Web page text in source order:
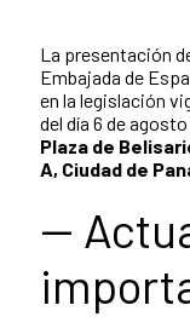
La presentación
Embajada de
en la legislación
del día 6 de
Plaza de
A, Ciudad de
--